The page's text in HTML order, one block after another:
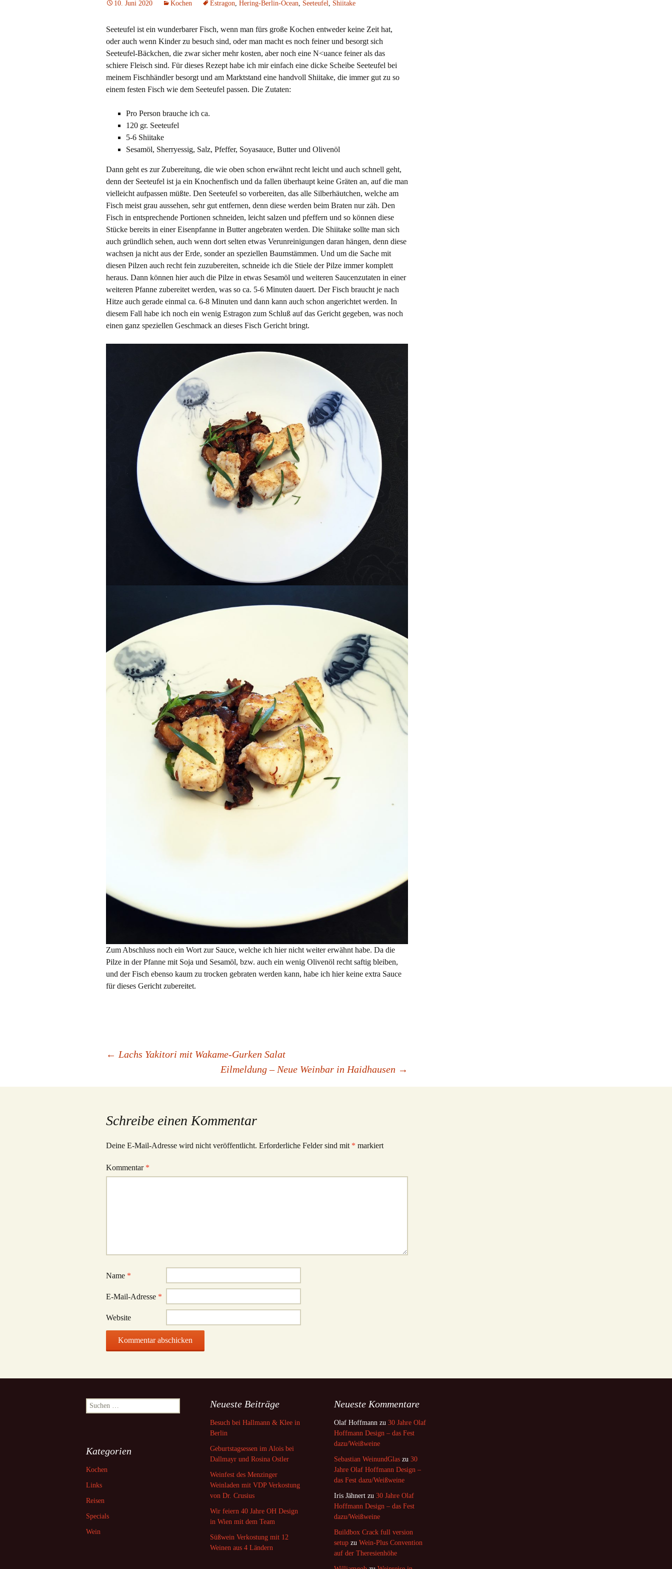
10. Juni 2020 Kochen Estragon, Hering-Berlin-Ocean, Seeteufel, Shiitake
Seeteufel ist ein wunderbarer Fisch, wenn man fürs große Kochen entweder keine Zeit hat,
oder auch wenn Kinder zu besuch sind, oder man macht es noch feiner und besorgt sich
Seeteufel-Bäckchen, die zwar sicher mehr kosten, aber noch eine N<uance feiner als das
schiere Fleisch sind. Für dieses Rezept habe ich mir einfach eine dicke Scheibe Seeteufel bei
meinem Fischhändler besorgt und am Marktstand eine handvoll Shiitake, die immer gut zu so
einem festen Fisch wie dem Seeteufel passen. Die Zutaten:
Pro Person brauche ich ca.
120 gr. Seeteufel
5-6 Shiitake
Sesamöl, Sherryessig, Salz, Pfeffer, Soyasauce, Butter und Olivenöl
Dann geht es zur Zubereitung, die wie oben schon erwähnt recht leicht und auch schnell geht,
denn der Seeteufel ist ja ein Knochenfisch und da fallen überhaupt keine Gräten an, auf die man
vielleicht aufpassen müßte. Den Seeteufel so vorbereiten, das alle Silberhäutchen, welche am
Fisch meist grau aussehen, sehr gut entfernen, denn diese werden beim Braten nur zäh. Den
Fisch in entsprechende Portionen schneiden, leicht salzen und pfeffern und so können diese
Stücke bereits in einer Eisenpfanne in Butter angebraten werden. Die Shiitake sollte man sich
auch gründlich sehen, auch wenn dort selten etwas Verunreinigungen daran hängen, denn diese
wachsen ja nicht aus der Erde, sonder an speziellen Baumstämmen. Und um die Sache mit
diesen Pilzen auch recht fein zuzubereiten, schneide ich die Stiele der Pilze immer komplett
heraus. Dann können hier auch die Pilze in etwas Sesamöl und weiteren Saucenzutaten in einer
weiteren Pfanne zubereitet werden, was so ca. 5-6 Minuten dauert. Der Fisch braucht je nach
Hitze auch gerade einmal ca. 6-8 Minuten und dann kann auch schon angerichtet werden. In
diesem Fall habe ich noch ein wenig Estragon zum Schluß auf das Gericht gegeben, was noch
einen ganz speziellen Geschmack an dieses Fisch Gericht bringt.
Zum Abschluss noch ein Wort zur Sauce, welche ich hier nicht weiter erwähnt habe. Da die
Pilze in der Pfanne mit Soja und Sesamöl, bzw. auch ein wenig Olivenöl recht saftig bleiben,
und der Fisch ebenso kaum zu trocken gebraten werden kann, habe ich hier keine extra Sauce
für dieses Gericht zubereitet.
Beitragsnavigation
← Lachs Yakitori mit Wakame-Gurken Salat
Eilmeldung – Neue Weinbar in Haidhausen →
Schreibe einen Kommentar
Deine E-Mail-Adresse wird nicht veröffentlicht. Erforderliche Felder sind mit * markiert
Kommentar *
Name *
E-Mail-Adresse *
Website
Suchen
nach:
Neueste Beiträge
Besuch bei Hallmann & Klee in
Berlin
Geburtstagsessen im Alois bei
Dallmayr und Rosina Ostler
Weinfest des Menzinger
Weinladen mit VDP Verkostung
von Dr. Crusius
Wir feiern 40 Jahre OH Design
in Wien mit dem Team
Süßwein Verkostung mit 12
Weinen aus 4 Ländern
Neueste Kommentare
Olaf Hoffmann zu 30 Jahre Olaf
Hoffmann Design – das Fest
dazu/Weißweine
Sebastian WeinundGlas zu 30
Jahre Olaf Hoffmann Design –
das Fest dazu/Weißweine
Iris Jähnert zu 30 Jahre Olaf
Hoffmann Design – das Fest
dazu/Weißweine
Buildbox Crack full version
setup zu Wein-Plus Convention
auf der Theresienhöhe
Kategorien
Kochen
Links
Reisen
Specials
Wein